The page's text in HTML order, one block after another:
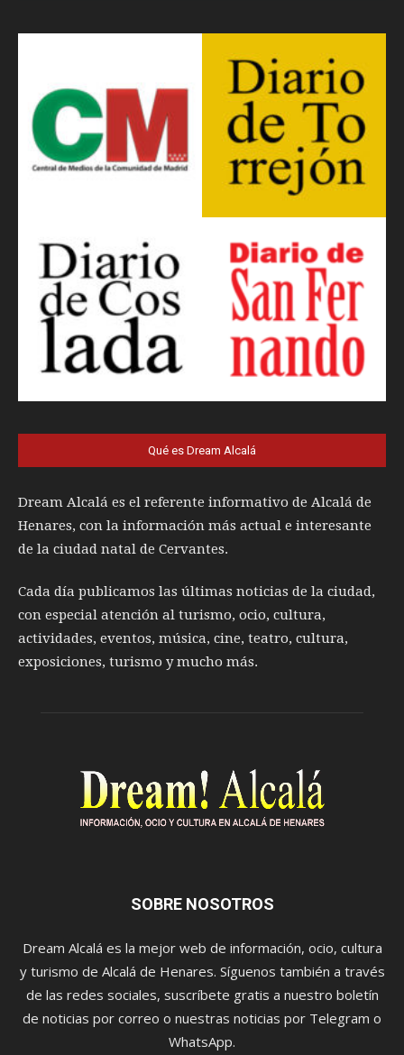
Qué es Dream Alcalá
Dream Alcalá es el referente informativo de Alcalá de
Henares, con la información más actual e interesante
de la ciudad natal de Cervantes.
Cada día publicamos las últimas noticias de la ciudad,
con especial atención al turismo, ocio, cultura,
actividades, eventos, música, cine, teatro, cultura,
exposiciones, turismo y mucho más.
SOBRE NOSOTROS
Dream Alcalá es la mejor web de información, ocio, cultura
y turismo de Alcalá de Henares. Síguenos también a través
de las redes sociales, suscríbete gratis a nuestro boletín
de noticias por correo o nuestras noticias por Telegram o
WhatsApp.